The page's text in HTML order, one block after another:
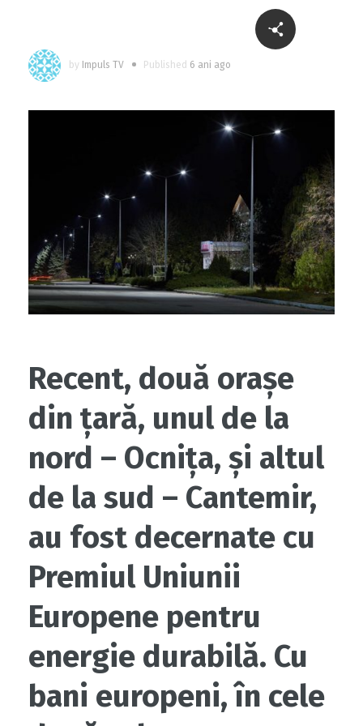
by Impuls TV Published 6 ani ago
Recent, două orașe
din țară, unul de la
nord – Ocnița, și altul
de la sud – Cantemir,
au fost decernate cu
Premiul Uniunii
Europene pentru
energie durabilă. Cu
bani europeni, în cele